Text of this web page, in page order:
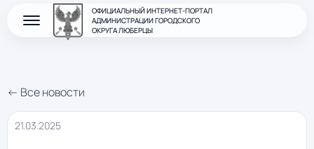
ОФИЦИАЛЬНЫЙ ИНТЕРНЕТ-ПОРТАЛ
АДМИНИСТРАЦИИ ГОРОДСКОГО
ОКРУГА ЛЮБЕРЦЫ
← Все новости
21.03.2025